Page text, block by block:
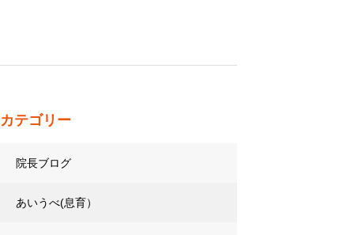
カテゴリー
院長ブログ
あいうべ(息育）